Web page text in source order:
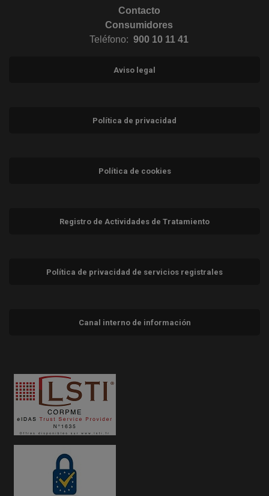
Contacto
Consumidores
Teléfono: 900 10 11 41
Aviso legal
Política de privacidad
Política de cookies
Registro de Actividades de Tratamiento
Política de privacidad de servicios registrales
Canal interno de información